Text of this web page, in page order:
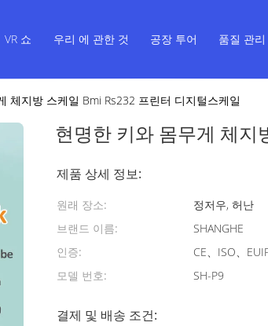
VR 쇼 우리 에 관한 것 공장 투어 품질 관리
체지방 스케일 Bmi Rs232 프린터 디지털스케일
현명한 키와 몸무게 체지
제품 상세 정보:
원래 장소:
정저우, 허난
브랜드 이름:
SHANGHE
인증:
CE、ISO、
모델 번호:
SH-P9
결제 및 배송 조건: